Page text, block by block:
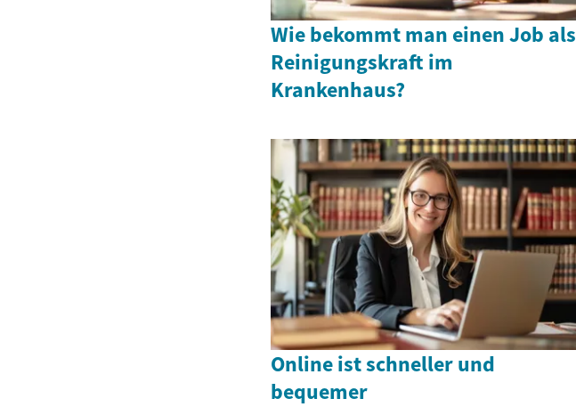
Wie bekommt man einen Job als
Reinigungskraft im
Krankenhaus?
Online ist schneller und
bequemer